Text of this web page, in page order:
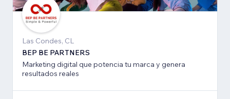
Las Condes, CL
BEP BE PARTNERS
Marketing digital que potencia tu marca y genera
resultados reales